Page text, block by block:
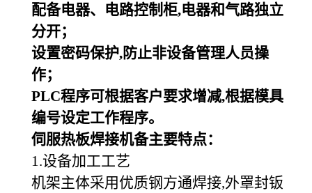
配备电器、电路控制柜,电器和气路独立
分开；
设置密码保护,防止非设备管理人员操
作；
PLC程序可根据客户要求增减,根据模具
编号设定工作程序。
伺服热板焊接机备主要特点：
1.设备加工工艺
机架主体采用优质钢方通焊接,外罩封钣